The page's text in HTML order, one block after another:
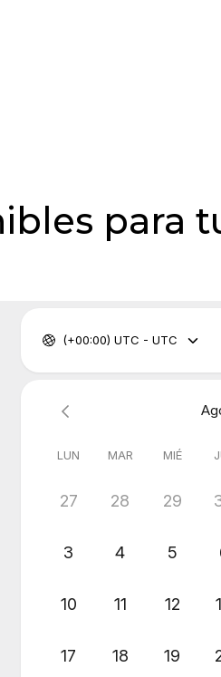
para